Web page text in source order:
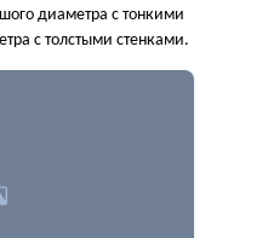
диаметра с тонкими
с толстыми стенками.